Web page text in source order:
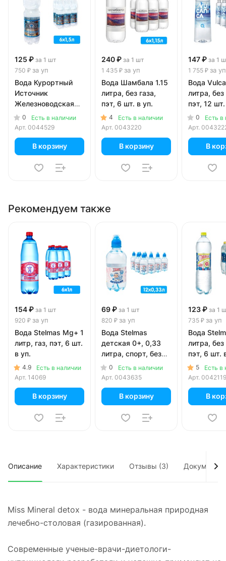
125 ₽ за 1 шт
750 ₽ за уп
Вода Курортный
Источник
Железноводская
1.5 литра, газ, пэт,
6 шт. в уп.
0
Есть в наличии
Арт. 0044529
В корзину
240 ₽ за 1 шт
1 435 ₽ за уп
Вода Шамбала 1.15
литра, без газа,
пэт, 6 шт. в уп.
4
Есть в наличии
Арт. 0043220
В корзину
147 ₽ за 1
1 755 ₽ за уп
Вода
литра, без
пэт, 12
0
Есть в
Арт.
В
Рекомендуем также
154 ₽ за 1 шт
920 ₽ за уп
Вода Stelmas Mg+ 1
литр, газ, пэт, 6 шт.
в уп.
4.9
Есть в наличии
Арт. 14069
В корзину
69 ₽ за 1 шт
820 ₽ за уп
Вода Stelmas
детская 0+, 0,33
литра, спорт, без
газа, 12 шт. в уп.
0
Есть в наличии
Арт. 0043635
В корзину
123 ₽ за 1
735 ₽ за уп
Вода
литра, без
пэт, 6 шт.
5
Есть в
Арт. 0042119
В
Описание Характеристики Отзывы (3) Документы
Miss Mineral detox - вода минеральная природная
лечебно-столовая (газированная).
Современные ученые-врачи-диетологи-